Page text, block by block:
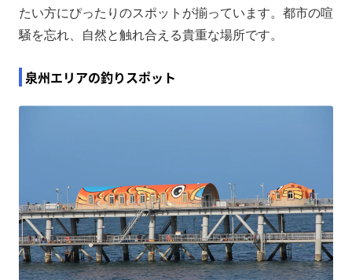
たい方にぴったりのスポットが揃っています。都市の喧
騒を忘れ、自然と触れ合える貴重な場所です。
泉州エリアの釣りスポット